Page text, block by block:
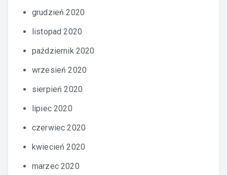
grudzień 2020
listopad 2020
październik 2020
wrzesień 2020
sierpień 2020
lipiec 2020
czerwiec 2020
kwiecień 2020
marzec 2020